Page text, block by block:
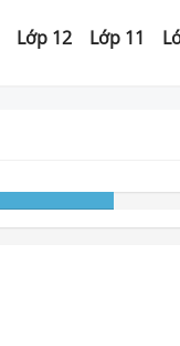
Lớp 12 Lớp 11